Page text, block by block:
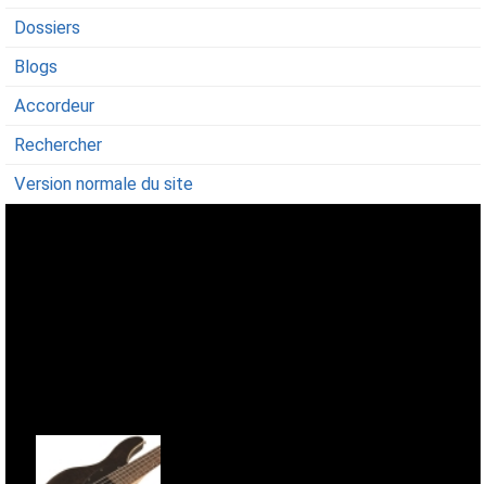
Dossiers
Blogs
Accordeur
Rechercher
Version normale du site